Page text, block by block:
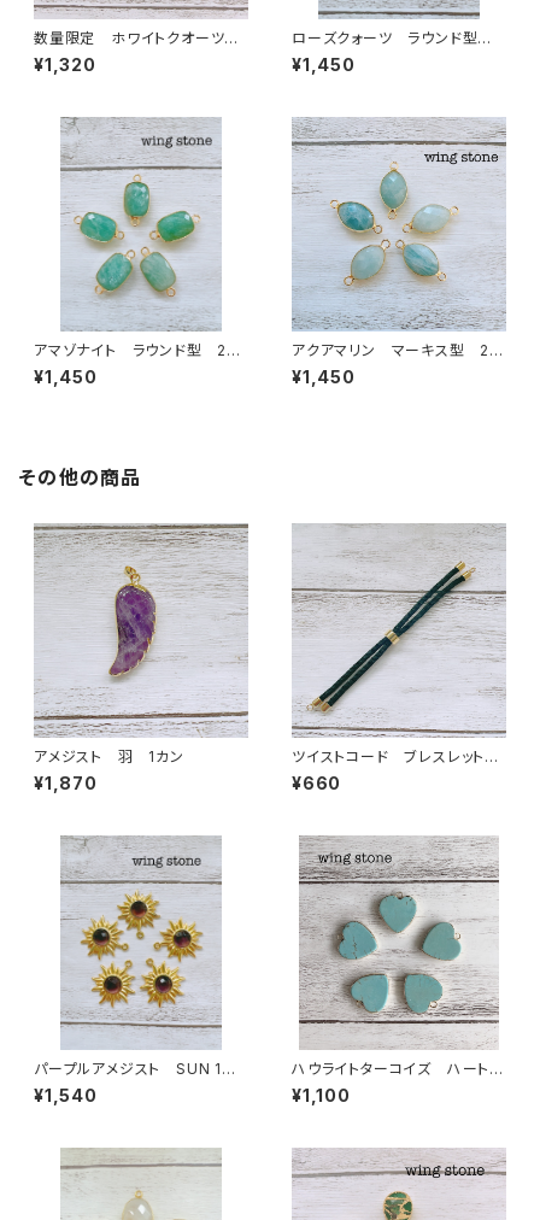
数量限定 ホワイトクオーツ
ワンポイント付き 2カン
¥1,320
ローズクォーツ ラウンド型 2
カン
¥1,450
アマゾナイト ラウンド型 2カ
ン
¥1,450
アクアマリン マーキス型 2カ
ン
¥1,450
その他の商品
アメジスト 羽 1カン
¥1,870
ツイストコード ブレスレット
紐 ブラック
¥660
パープルアメジスト SUN 1カ
ン
¥1,540
ハウライトターコイズ ハート形
（１カン）ゴールド
¥1,100